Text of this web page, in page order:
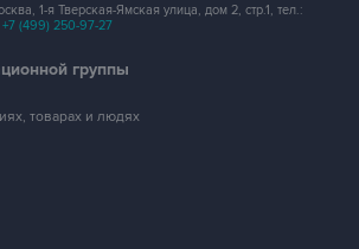
1-я Тверская-Ямская улица, дом 2, стр.1, тел.:
+7 (499) 250-97-27
группы
товарах и людях